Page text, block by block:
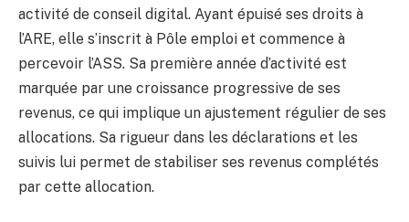
activité de conseil digital. Ayant épuisé ses droits à
l’ARE, elle s’inscrit à Pôle emploi et commence à
percevoir l’ASS. Sa première année d’activité est
marquée par une croissance progressive de ses
revenus, ce qui implique un ajustement régulier de ses
allocations. Sa rigueur dans les déclarations et les
suivis lui permet de stabiliser ses revenus complétés
par cette allocation.